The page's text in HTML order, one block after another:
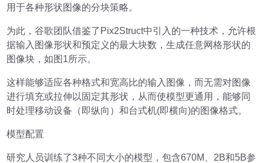
用于各种形状图像的分块策略。
为此，谷歌团队借鉴了Pix2Struct中引入的一种技术，允许根
据输入图像形状和预定义的最大块数，生成任意网格形状的
图像块，如图1所示。
这样能够适应各种格式和宽高比的输入图像，而无需对图像
进行填充或拉伸以固定其形状，从而使模型更通用，能够同
时处理移动设备（即纵向）和台式机(即横向)的图像格式。
模型配置
研究人员训练了3种不同大小的模型，包含670M、2B和5B参